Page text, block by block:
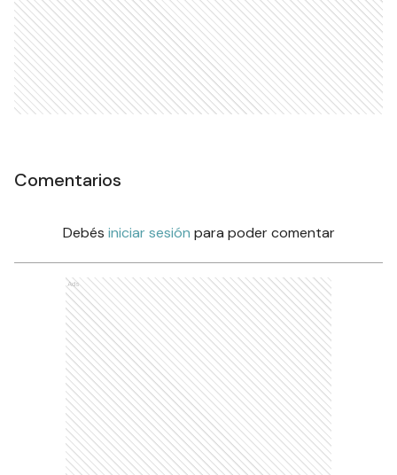
Comentarios
Debés iniciar sesión para poder comentar
Ads